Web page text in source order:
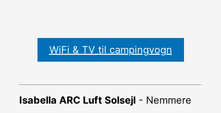
WiFi & TV til campingvogn
Isabella ARC Luft Solsejl- Nemmere